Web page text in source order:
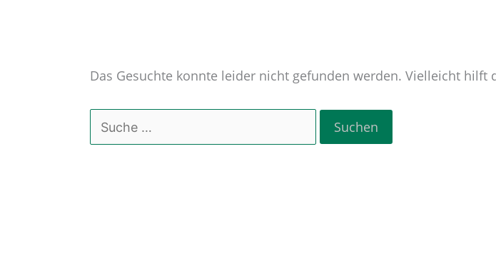
Das Gesuchte konnte leider nicht gefunden werden. Vielleicht hilft
Suchen
nach: